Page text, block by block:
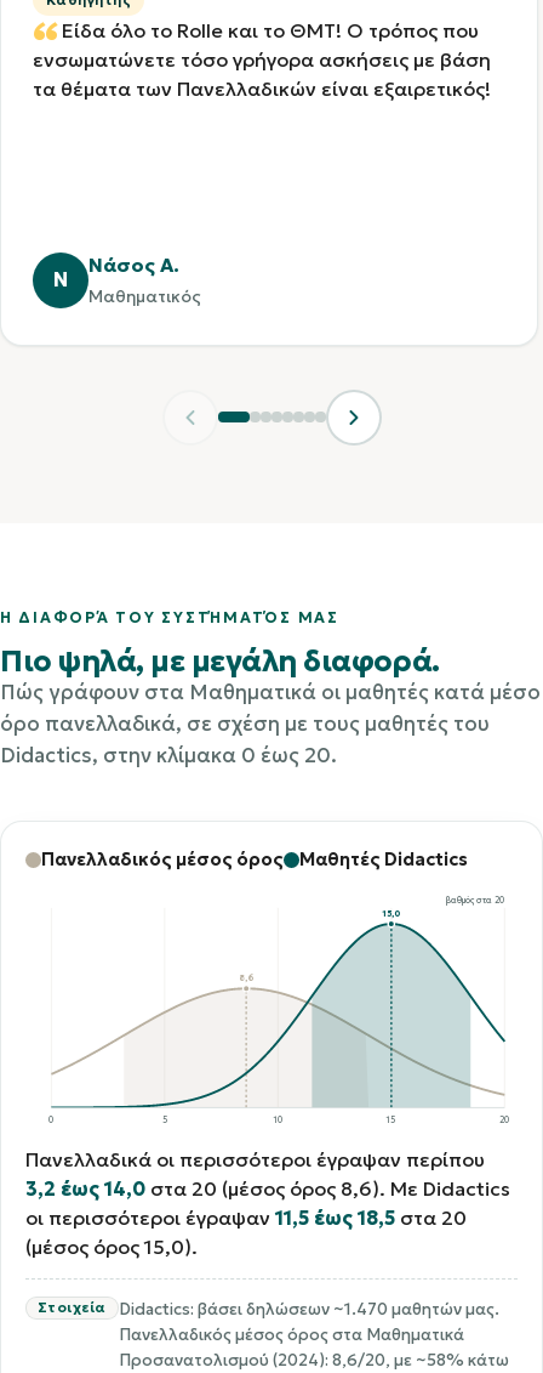
Είδα όλο το Rolle και το ΘΜΤ! Ο τρόπος που
ενσωματώνετε τόσο γρήγορα ασκήσεις με βάση
τα θέματα των Πανελλαδικών είναι εξαιρετικός!
Ν
Νάσος Α.
Μαθηματικός
Η ΔΙΑΦΟΡΆ ΤΟΥ ΣΥΣΤΉΜΑΤΌΣ ΜΑΣ
Πιο ψηλά, με μεγάλη διαφορά.
Πώς γράφουν στα Μαθηματικά οι μαθητές κατά μέσο
όρο πανελλαδικά, σε σχέση με τους μαθητές του
Didactics, στην κλίμακα 0 έως 20.
Πανελλαδικός μέσος όρος Μαθητές Didactics
0 5 10 15 20
βαθμός στα 20
8,6
15,0
Πανελλαδικά οι περισσότεροι έγραψαν περίπου
3,2 έως 14,0 στα 20 (μέσος όρος 8,6). Με Didactics
οι περισσότεροι έγραψαν 11,5 έως 18,5 στα 20
(μέσος όρος 15,0).
Στοιχεία
Didactics: βάσει δηλώσεων ~1.470 μαθητών μας.
Πανελλαδικός μέσος όρος στα Μαθηματικά
Προσανατολισμού (2024): 8,6/20, με ~58% κάτω